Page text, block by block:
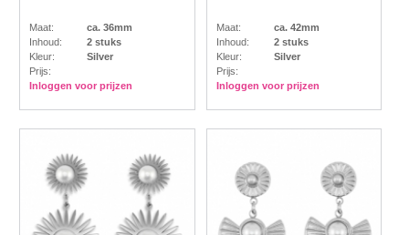
Maat:
ca. 36mm
Inhoud:
2 stuks
Kleur:
Silver
Prijs:
Inloggen voor prijzen
Maat:
ca. 42mm
Inhoud:
2 stuks
Kleur:
Silver
Prijs:
Inloggen voor prijzen